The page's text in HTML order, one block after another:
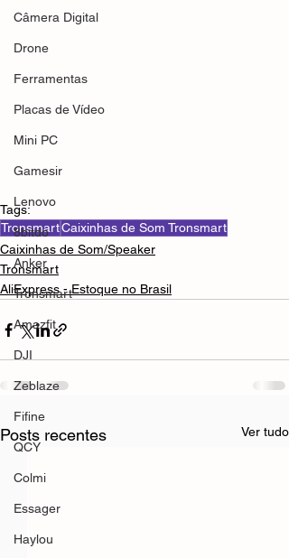
Câmera Digital
Drone
Ferramentas
Placas de Vídeo
Mini PC
Gamesir
Lenovo
8bitdo
Anker
Tronsmart
Amazfit
DJI
Zeblaze
Fifine
QCY
Colmi
Essager
Haylou
Tags:
TronsmartCaixinhas de Som Tronsmart
Caixinhas de Som/Speaker
Tronsmart
AliExpress - Estoque no Brasil
Posts recentes Ver tudo